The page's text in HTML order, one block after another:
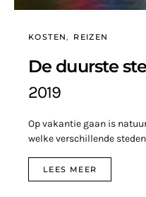
KOSTEN REIZEN
De duurste
2019
Op vakantie gaan is
welke verschillende
LEES MEER